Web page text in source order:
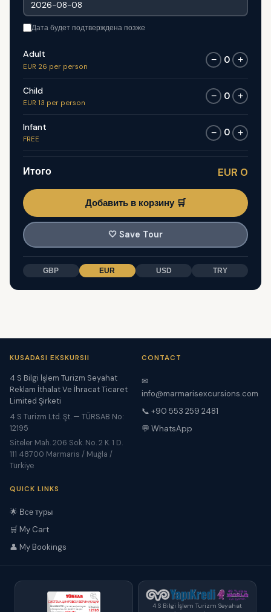
Дата будет подтверждена позже
Adult
EUR 26 per person
− 0 +
Child
EUR 13 per person
− 0 +
Infant
FREE
− 0 +
Итого EUR 0
Добавить в корзину 🛒
🤍 Save Tour
GBP EUR USD TRY
KUSADASI EKSKURSII
4 S Bilgi İşlem Turizm Seyahat
Reklam İthalat Ve İhracat Ticaret
Limited Şirketi
4 S Turizm Ltd. Şt. — TÜRSAB No:
12195
Siteler Mah. 206 Sok. No. 2 K. 1 D.
111 48700 Marmaris / Muğla /
Türkiye
CONTACT
✉
info@marmarisexcursions.com
📞 +90 553 259 2481
💬 WhatsApp
QUICK LINKS
🌟 Все туры
🛒 My Cart
👤 My Bookings
4 S Bilgi İşlem Turizm Seyahat